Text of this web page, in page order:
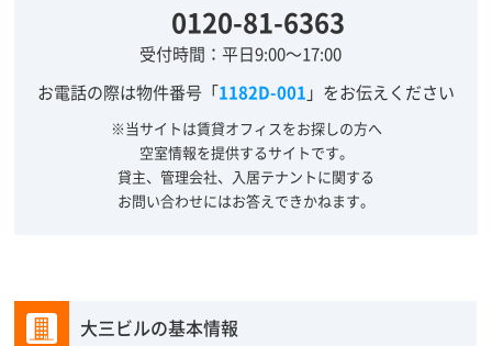
0120-81-6363
受付時間：平日9:00～17:00
お電話の際は物件番号「1182D-001 」をお伝えください
※当サイトは賃貸オフィスをお探しの方へ
空室情報を提供するサイトです。
貸主、管理会社、入居テナントに関する
お問い合わせにはお答えできかねます。
大三ビルの基本情報